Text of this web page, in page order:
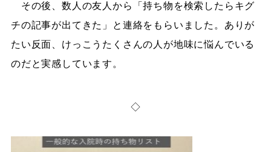
その後、数人の友人から「持ち物を検索したらキグ
チの記事が出てきた」と連絡をもらいました。ありが
たい反面、けっこうたくさんの人が地味に悩んでいる
のだと実感しています。
◇